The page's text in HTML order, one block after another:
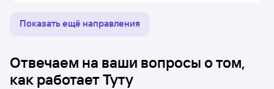
Показать ещё направления
Отвечаем на ваши вопросы о том,
как работает Туту